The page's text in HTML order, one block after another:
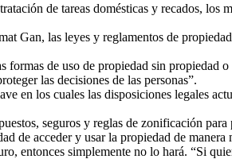
de tareas domésticas y recados, los
Gan, las leyes y reglamentos de
formas de uso de propiedad sin propiedad
las decisiones de las personas”.
en los cuales las disposiciones legales
seguros y reglas de zonificación
de acceder y usar la propiedad de
entonces simplemente no lo hará. “Si